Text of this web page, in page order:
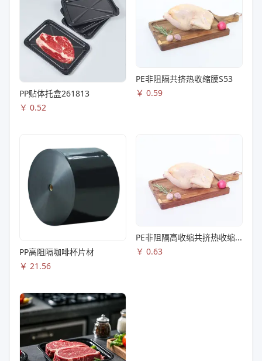
PP贴体托盒261813
￥ 0.52
PE非阻隔共挤热收缩膜S53
￥ 0.59
PP高阻隔咖啡杯片材
￥ 21.56
PE非阻隔高收缩共挤热收缩膜S83
￥ 0.63